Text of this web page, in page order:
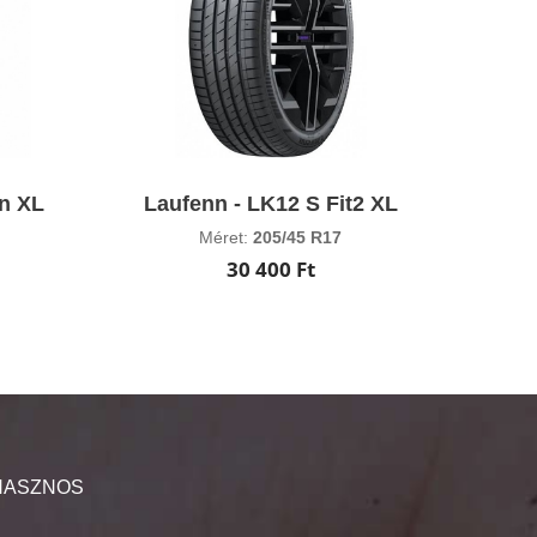
XL Laufenn - LK12 S Fit2 XL
Méret:205/45 R17
30 400 Ft